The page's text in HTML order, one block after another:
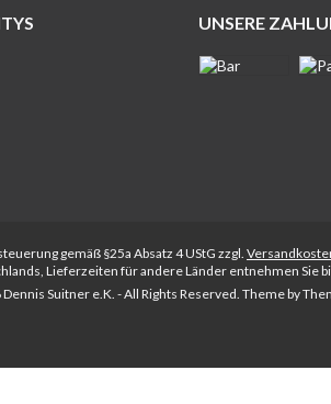
UNSERE
gemäß §25a Absatz 4 UStG zzgl.
Lieferzeiten für andere Länder entnehmen Sie
Suitner e.K. - All Rights Reserved. Theme by